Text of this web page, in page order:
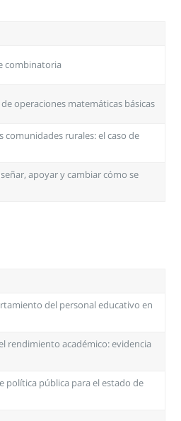
combinatoria
operaciones matemáticas básicas
rurales: el caso de
apoyar y cambiar cómo se
del personal educativo en
rendimiento académico: evidencia
política pública para el estado de